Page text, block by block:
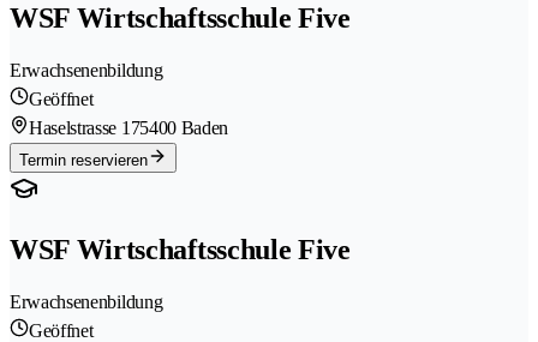
WSF Wirtschaftsschule Five
Erwachsenenbildung
Geöffnet
Haselstrasse 175400 Baden
Termin reservieren
WSF Wirtschaftsschule Five
Erwachsenenbildung
Geöffnet